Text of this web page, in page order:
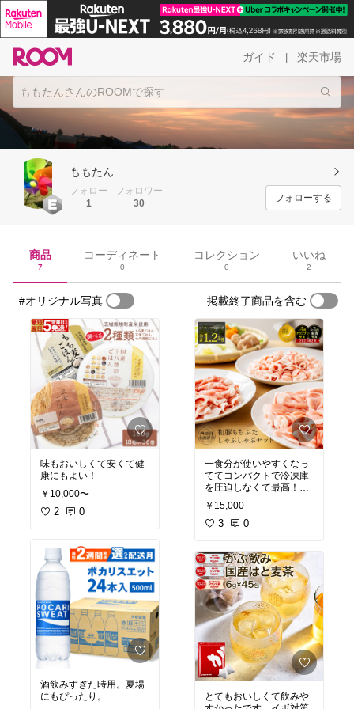
ガイド 楽天市場
ももたん
フォロー
1
フォロワー
30
フォローする
商品
7
コーディネート
0
コレクション
0
いいね
2
#オリジナル写真 掲載終了商品を含む
味もおいしくて安くて健
康にもよい！
￥10,000〜
2 0
酒飲みすぎた時用。夏場
にもぴったり。
一食分が使いやすくなっ
ててコンパクトで冷凍庫
を圧迫しなくて最高！し
かもおいしい！
￥15,000
3 0
とてもおいしくて飲みや